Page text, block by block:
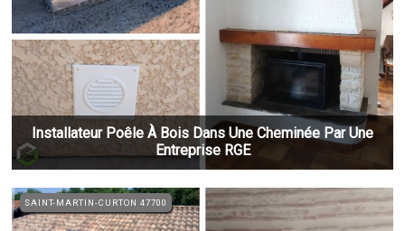
Installateur Poêle À Bois Dans Une Cheminée Par Une
Entreprise RGE
SAINT-MARTIN-CURTON 47700